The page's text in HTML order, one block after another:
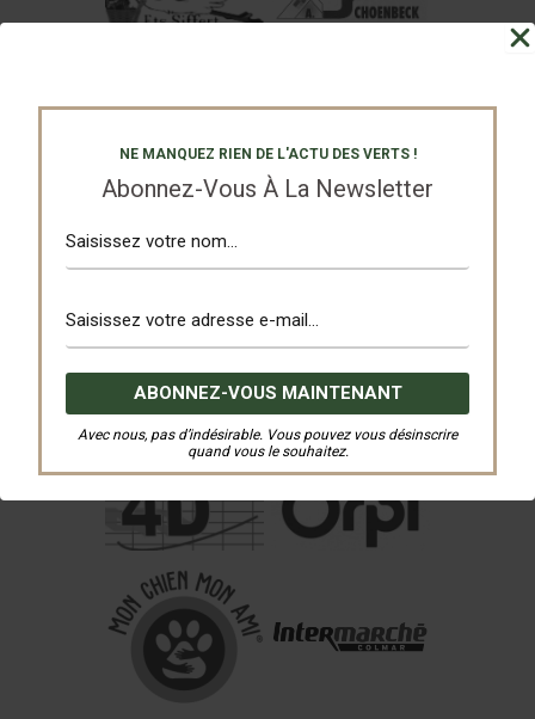
NE MANQUEZ RIEN DE L'ACTU DES VERTS !
Abonnez-Vous À La Newsletter
Avec nous, pas d’indésirable. Vous pouvez vous désinscrire
quand vous le souhaitez.